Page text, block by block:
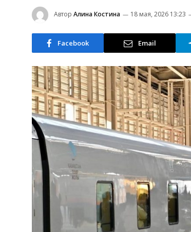
Автор Алина Костина 18 мая, 2026 13:23
Facebook Email